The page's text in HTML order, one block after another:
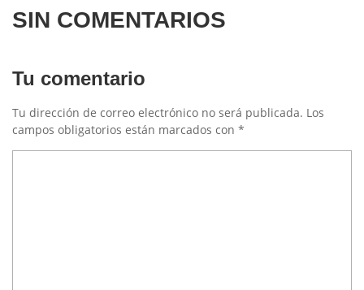
SIN COMENTARIOS
Tu comentario
Tu dirección de correo electrónico no será publicada. Los
campos obligatorios están marcados con *